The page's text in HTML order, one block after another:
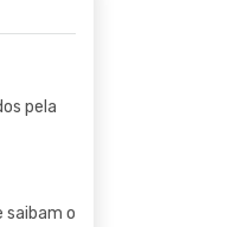
pela
saibam o